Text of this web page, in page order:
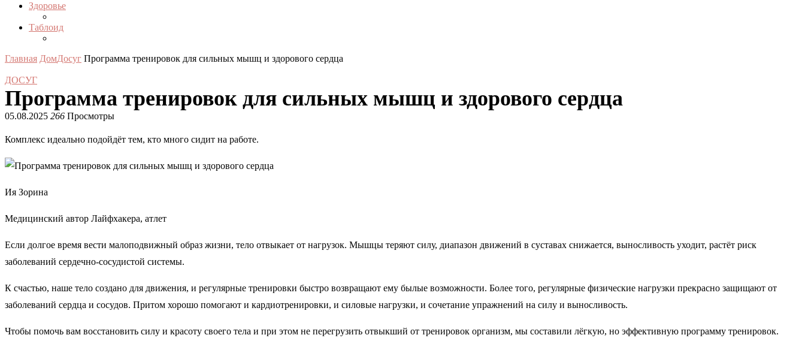
Здоровье
Таблоид
Главная ДомДосуг Программа тренировок для сильных мышц и здорового сердца
ДОСУГ
Программа тренировок для сильных мышц и здорового сердца
05.08.2025 266 Просмотры
Комплекс идеально подойдёт тем, кто много сидит на работе.
Ия Зорина
Медицинский автор Лайфхакера, атлет
Если долгое время вести малоподвижный образ жизни, тело отвыкает от нагрузок. Мышцы теряют силу, диапазон движений в суставах снижается, выносливость уходит, растёт риск
заболеваний сердечно-сосудистой системы.
К счастью, наше тело создано для движения, и регулярные тренировки быстро возвращают ему былые возможности. Более того, регулярные физические нагрузки прекрасно защищают от
заболеваний сердца и сосудов. Притом хорошо помогают и кардиотренировки, и силовые нагрузки, и сочетание упражнений на силу и выносливость.
Чтобы помочь вам восстановить силу и красоту своего тела и при этом не перегрузить отвыкший от тренировок организм, мы составили лёгкую, но эффективную программу тренировок.